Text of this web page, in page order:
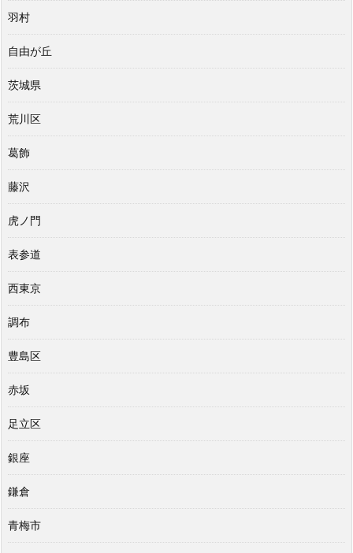
羽村
自由が丘
茨城県
荒川区
葛飾
藤沢
虎ノ門
表参道
西東京
調布
豊島区
赤坂
足立区
銀座
鎌倉
青梅市